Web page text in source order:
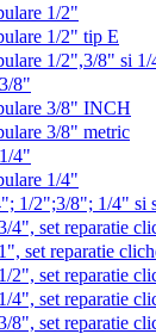
1/2"
1/2" tip E
1/2",3/8" si 1/
8"
3/8" INCH
3/8" metric
4"
1/4"
1/2";3/8"; 1/4" si
4", set reparatie
set reparatie
2", set reparatie
4", set reparatie
8", set reparatie